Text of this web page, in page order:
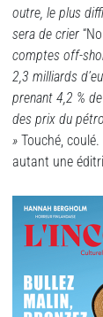
outre, le plus
sera de crier
comptes off-
2,3 milliards
prenant 4,2 %
des prix du
» Touché,
autant une